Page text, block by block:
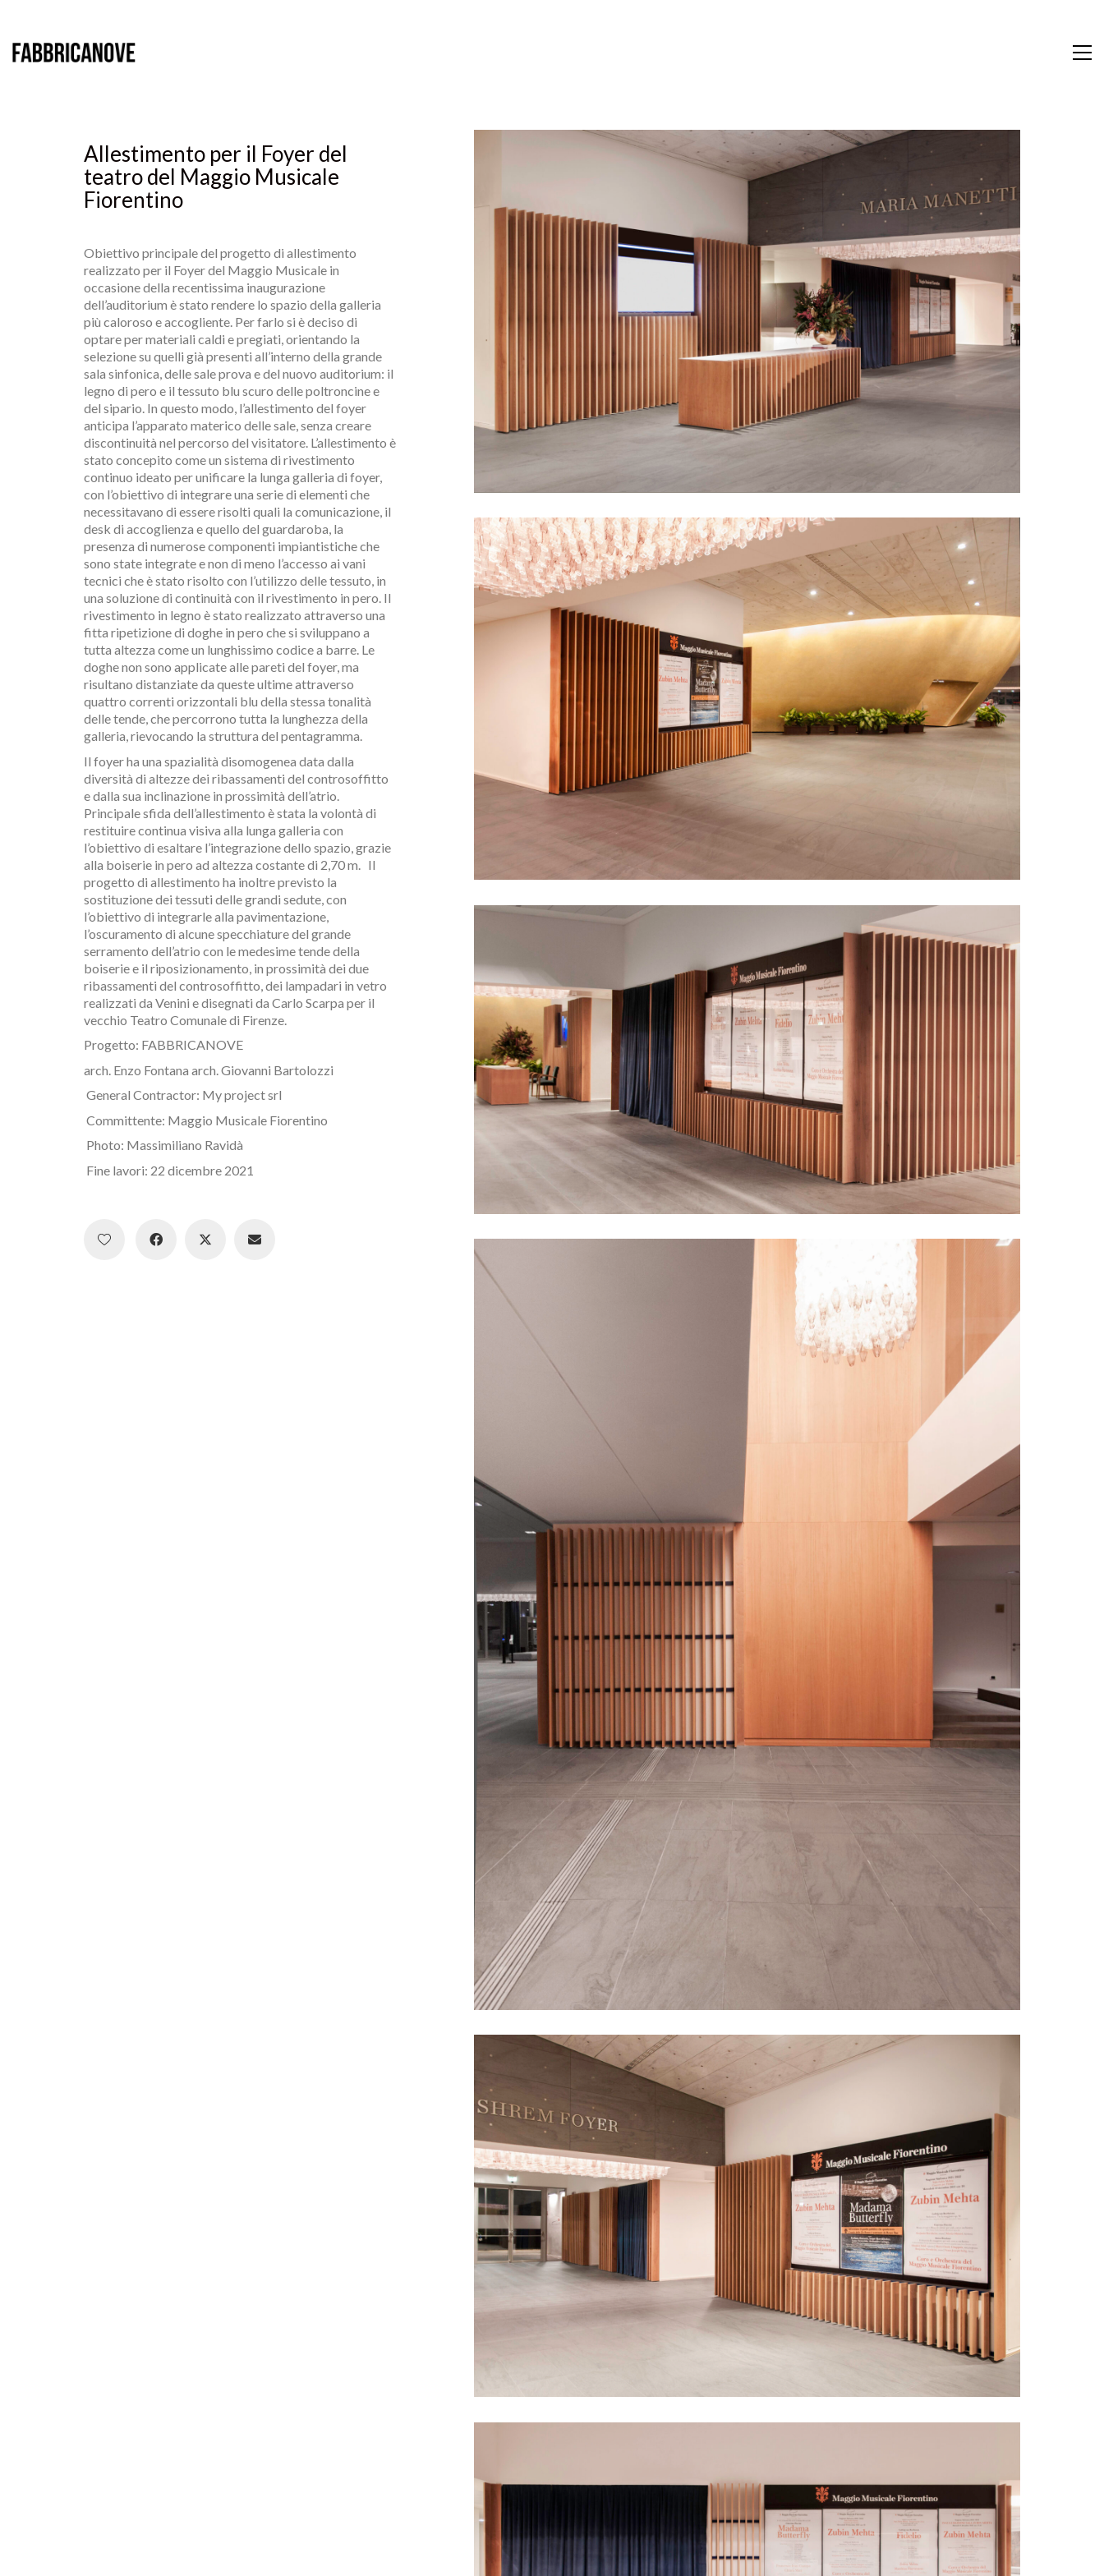
Allestimento per il Foyer del
teatro del Maggio Musicale
Fiorentino
Obiettivo principale del progetto di allestimento
realizzato per il Foyer del Maggio Musicale in
occasione della recentissima inaugurazione
dell’auditorium è stato rendere lo spazio della galleria
più caloroso e accogliente. Per farlo si è deciso di
optare per materiali caldi e pregiati, orientando la
selezione su quelli già presenti all’interno della grande
sala sinfonica, delle sale prova e del nuovo auditorium: il
legno di pero e il tessuto blu scuro delle poltroncine e
del sipario. In questo modo, l’allestimento del foyer
anticipa l’apparato materico delle sale, senza creare
discontinuità nel percorso del visitatore. L’allestimento è
stato concepito come un sistema di rivestimento
continuo ideato per unificare la lunga galleria di foyer,
con l’obiettivo di integrare una serie di elementi che
necessitavano di essere risolti quali la comunicazione, il
desk di accoglienza e quello del guardaroba, la
presenza di numerose componenti impiantistiche che
sono state integrate e non di meno l’accesso ai vani
tecnici che è stato risolto con l’utilizzo delle tessuto, in
una soluzione di continuità con il rivestimento in pero. Il
rivestimento in legno è stato realizzato attraverso una
fitta ripetizione di doghe in pero che si sviluppano a
tutta altezza come un lunghissimo codice a barre. Le
doghe non sono applicate alle pareti del foyer, ma
risultano distanziate da queste ultime attraverso
quattro correnti orizzontali blu della stessa tonalità
delle tende, che percorrono tutta la lunghezza della
galleria, rievocando la struttura del pentagramma.
Il foyer ha una spazialità disomogenea data dalla
diversità di altezze dei ribassamenti del controsoffitto
e dalla sua inclinazione in prossimità dell’atrio.
Principale sfida dell’allestimento è stata la volontà di
restituire continua visiva alla lunga galleria con
l’obiettivo di esaltare l’integrazione dello spazio, grazie
alla boiserie in pero ad altezza costante di 2,70 m.
Il
progetto di allestimento ha inoltre previsto la
sostituzione dei tessuti delle grandi sedute, con
l’obiettivo di integrarle alla pavimentazione,
l’oscuramento di alcune specchiature del grande
serramento dell’atrio con le medesime tende della
boiserie e il riposizionamento, in prossimità dei due
ribassamenti del controsoffitto, dei lampadari in vetro
realizzati da Venini e disegnati da Carlo Scarpa per il
vecchio Teatro Comunale di Firenze.
Progetto: FABBRICANOVE
arch. Enzo Fontana arch. Giovanni Bartolozzi
General Contractor: My project srl
Committente: Maggio Musicale Fiorentino
Photo: Massimiliano Ravidà
Fine lavori: 22 dicembre 2021